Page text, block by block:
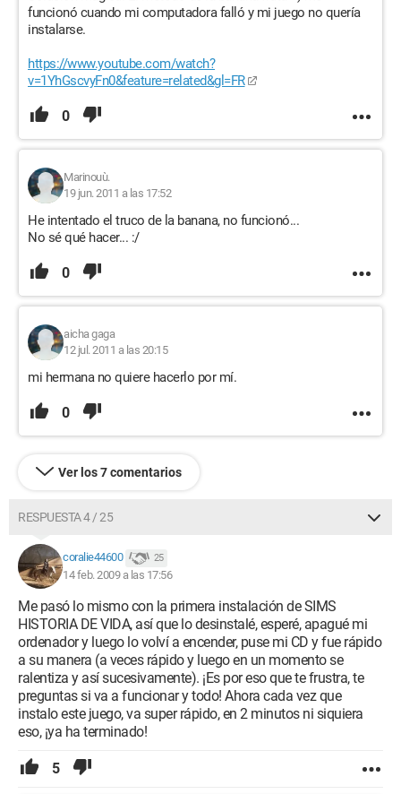
funcionó cuando mi computadora falló y mi juego no quería
instalarse.
https://www.youtube.com/watch?
v=1YhGscvyFn0&feature=related&gl=FR
0
Marinouù.
19 jun. 2011 a las 17:52
He intentado el truco de la banana, no funcionó...
No sé qué hacer... :/
0
aicha gaga
12 jul. 2011 a las 20:15
mi hermana no quiere hacerlo por mí.
0
Ver los 7 comentarios
RESPUESTA 4 / 25
coralie44600 25
14 feb. 2009 a las 17:56
Me pasó lo mismo con la primera instalación de SIMS
HISTORIA DE VIDA, así que lo desinstalé, esperé, apagué mi
ordenador y luego lo volví a encender, puse mi CD y fue rápido
a su manera (a veces rápido y luego en un momento se
ralentiza y así sucesivamente). ¡Es por eso que te frustra, te
preguntas si va a funcionar y todo! Ahora cada vez que
instalo este juego, va super rápido, en 2 minutos ni siquiera
eso, ¡ya ha terminado!
5